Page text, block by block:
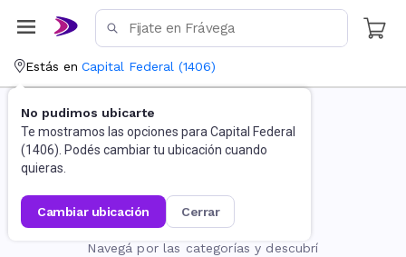
Estás en Capital Federal (1406)
No pudimos ubicarte
Te mostramos las opciones para Capital Federal
(1406). Podés cambiar tu ubicación cuando
quieras.
cambiar ubicación cerrar
La página no existe
Navegá por las categorías y descubrí